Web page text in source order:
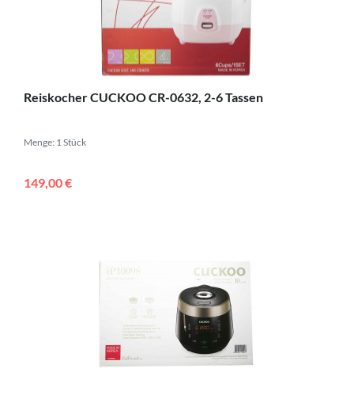
Reiskocher CUCKOO CR-0632, 2-6 Tassen
Menge: 1 Stück
149,00 €